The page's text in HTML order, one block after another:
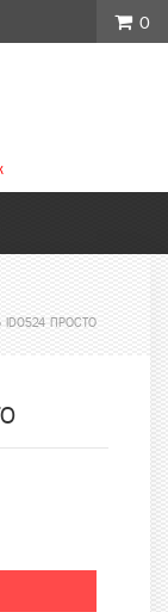
ID0524 ПРОСТО
0